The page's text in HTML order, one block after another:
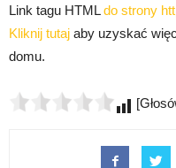
Link tagu HTMLdo strony
Kliknij tutaj aby uzyskać
domu.